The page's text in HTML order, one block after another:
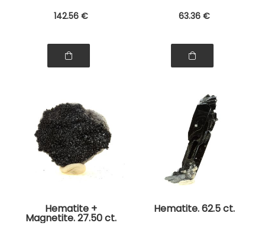
142.56 € 63.36 €
Hematite +
Magnetite. 27.50 ct.
Hematite. 62.5 ct.